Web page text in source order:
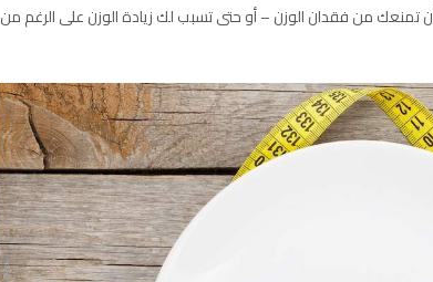
تمنعك من فقدان الوزن – أو حتى تسبب لك زيادة الوزن على الرغم من